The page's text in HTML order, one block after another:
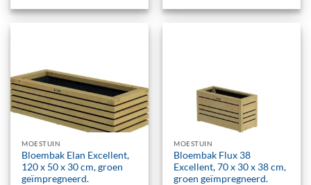
MOESTUIN
Bloembak Elan Excellent,
120 x 50 x 30 cm, groen
geïmpregneerd.
MOESTUIN
Bloembak Flux 38
Excellent, 70 x 30 x 38 cm,
groen geïmpregneerd.